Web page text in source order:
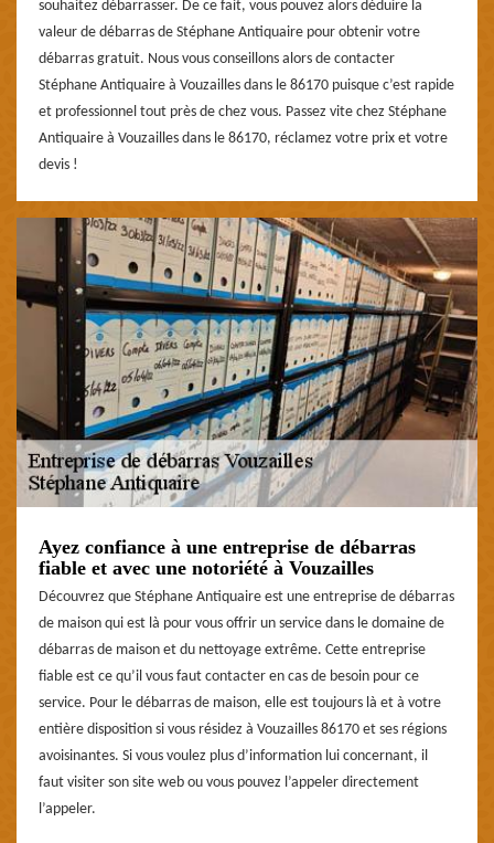
souhaitez débarrasser. De ce fait, vous pouvez alors déduire la
valeur de débarras de Stéphane Antiquaire pour obtenir votre
débarras gratuit. Nous vous conseillons alors de contacter
Stéphane Antiquaire à Vouzailles dans le 86170 puisque c’est rapide
et professionnel tout près de chez vous. Passez vite chez Stéphane
Antiquaire à Vouzailles dans le 86170, réclamez votre prix et votre
devis !
Ayez confiance à une entreprise de débarras
fiable et avec une notoriété à Vouzailles
Découvrez que Stéphane Antiquaire est une entreprise de débarras
de maison qui est là pour vous offrir un service dans le domaine de
débarras de maison et du nettoyage extrême. Cette entreprise
fiable est ce qu’il vous faut contacter en cas de besoin pour ce
service. Pour le débarras de maison, elle est toujours là et à votre
entière disposition si vous résidez à Vouzailles 86170 et ses régions
avoisinantes. Si vous voulez plus d’information lui concernant, il
faut visiter son site web ou vous pouvez l’appeler directement
l’appeler.